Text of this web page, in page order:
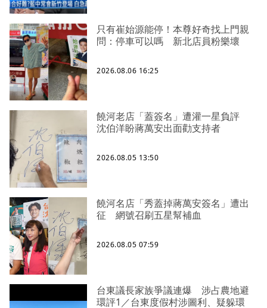
只有崔始源能停！本尊好奇找上門親
問：停車可以嗎 新北店員粉樂壞
2026.08.06 16:25
饒河老店「蓋簽名」遭灌一星負評
沈伯洋盼蔣萬安出面勸支持者
2026.08.05 13:50
饒河名店「秀蓋掉蔣萬安簽名」遭出
征 網號召刷五星幫補血
2026.08.05 07:59
台東議長家族爭議連爆 涉占農地避
環評1／台東度假村涉圖利、疑躲環